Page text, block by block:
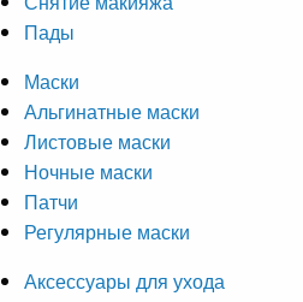
Пады
Маски
Альгинатные маски
Листовые маски
Ночные маски
Патчи
Регулярные маски
Аксессуары для ухода